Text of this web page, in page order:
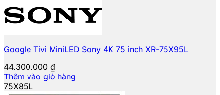
Google Tivi MiniLED Sony 4K 75 inch XR-75X95L
44.300.000 ₫
Thêm vào giỏ hàng
75X85L